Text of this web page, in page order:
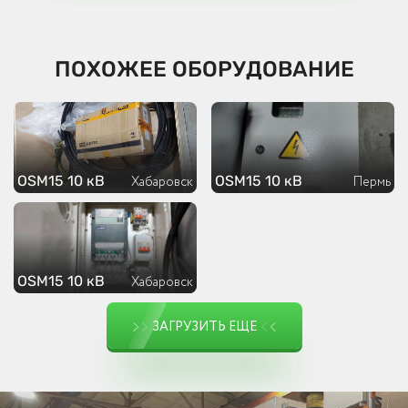
ПОХОЖЕЕ ОБОРУДОВАНИЕ
OSM15 10 кВ Хабаровск OSM15 10 кВ Пермь
OSM15 10 кВ Хабаровск
ЗАГРУЗИТЬ ЕЩЕ